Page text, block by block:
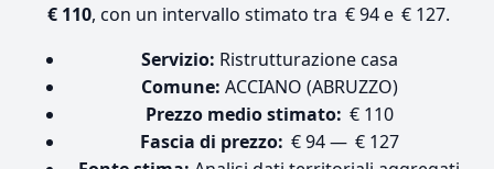
€ 110, con un intervallo stimato tra € 94 e € 127.
Servizio: Ristrutturazione casa
Comune: ACCIANO (ABRUZZO)
Prezzo medio stimato: € 110
Fascia di prezzo: € 94 — € 127